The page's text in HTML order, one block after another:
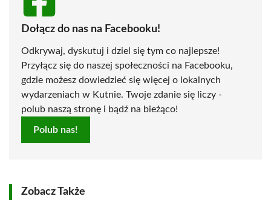
Dołącz do nas na Facebooku!
Odkrywaj, dyskutuj i dziel się tym co najlepsze!
Przyłącz się do naszej społeczności na Facebooku,
gdzie możesz dowiedzieć się więcej o lokalnych
wydarzeniach w Kutnie. Twoje zdanie się liczy -
polub naszą stronę i bądź na bieżąco!
Polub nas!
Zobacz Także